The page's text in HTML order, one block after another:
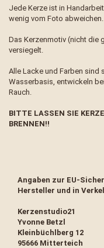
Jede Kerze ist in
wenig vom Foto abweichen.
Das Kerzenmotiv (nicht die
versiegelt.
Alle Lacke und Farben sind
Wasserbasis, entwickeln
Rauch.
BITTE LASSEN SIE
BRENNEN!!
Angaben zur EU-
Hersteller und in
Kerzenstudio21
Yvonne Betzl
Kleinbüchlberg 12
95666 Mitterteich